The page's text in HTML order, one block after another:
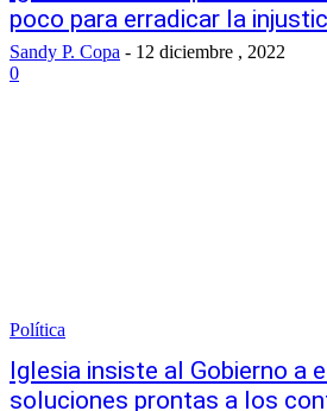
poco para erradicar la
Sandy P. Copa - 12 diciembre , 2022
0
Política
Iglesia insiste al Gobierno a
soluciones prontas a los